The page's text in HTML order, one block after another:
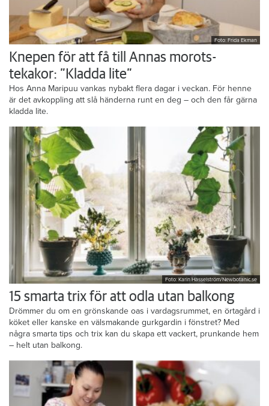
Foto: Frida Ekman
Knepen för att få till Annas morots-
tekakor: ”Kladda lite”
Hos Anna Maripuu vankas nybakt flera dagar i veckan. För henne
är det avkoppling att slå händerna runt en deg – och den får gärna
kladda lite.
Foto: Karin Hasselström/Newbotanic.se
15 smarta trix för att odla utan balkong
Drömmer du om en grönskande oas i vardagsrummet, en örtagård i
köket eller kanske en välsmakande gurkgardin i fönstret? Med
några smarta tips och trix kan du skapa ett vackert, prunkande hem
– helt utan balkong.